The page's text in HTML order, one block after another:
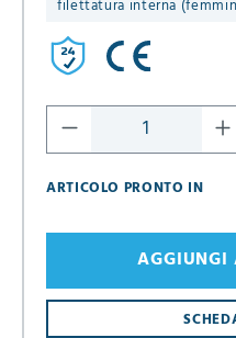
filettatura interna
ARTICOLO PRONTO IN
AGGIUNGI